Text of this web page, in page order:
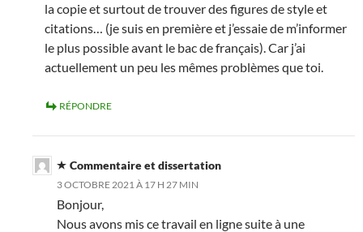
la copie et surtout de trouver des figures de style et
citations… (je suis en première et j’essaie de m’informer
le plus possible avant le bac de français). Car j’ai
actuellement un peu les mêmes problèmes que toi.
RÉPONDRE
Commentaire et dissertation
3 OCTOBRE 2021 À 17 H 27 MIN
Bonjour,
Nous avons mis ce travail en ligne suite à une